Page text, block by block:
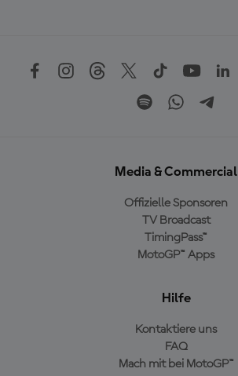
Media & Commercial
Offizielle Sponsoren
TV Broadcast
TimingPass™
MotoGP™ Apps
Hilfe
Kontaktiere uns
FAQ
Mach mit bei MotoGP™